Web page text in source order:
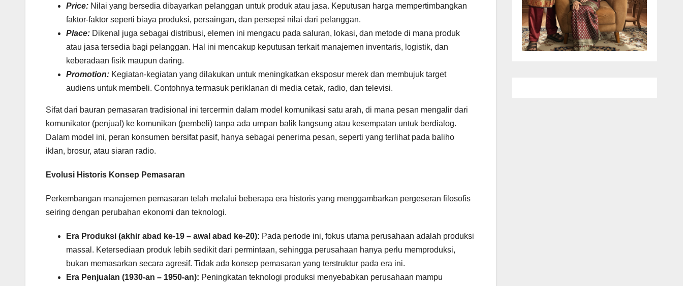
Price: Nilai yang bersedia dibayarkan pelanggan untuk produk atau jasa. Keputusan harga mempertimbangkan
faktor-faktor seperti biaya produksi, persaingan, dan persepsi nilai dari pelanggan.
Place: Dikenal juga sebagai distribusi, elemen ini mengacu pada saluran, lokasi, dan metode di mana produk
atau jasa tersedia bagi pelanggan. Hal ini mencakup keputusan terkait manajemen inventaris, logistik, dan
keberadaan fisik maupun daring.
Promotion: Kegiatan-kegiatan yang dilakukan untuk meningkatkan eksposur merek dan membujuk target
audiens untuk membeli. Contohnya termasuk periklanan di media cetak, radio, dan televisi.
Sifat dari bauran pemasaran tradisional ini tercermin dalam model komunikasi satu arah, di mana pesan mengalir dari
komunikator (penjual) ke komunikan (pembeli) tanpa ada umpan balik langsung atau kesempatan untuk berdialog.
Dalam model ini, peran konsumen bersifat pasif, hanya sebagai penerima pesan, seperti yang terlihat pada baliho
iklan, brosur, atau siaran radio.
Evolusi Historis Konsep Pemasaran
Perkembangan manajemen pemasaran telah melalui beberapa era historis yang menggambarkan pergeseran filosofis
seiring dengan perubahan ekonomi dan teknologi.
Era Produksi (akhir abad ke-19 – awal abad ke-20): Pada periode ini, fokus utama perusahaan adalah produksi
massal. Ketersediaan produk lebih sedikit dari permintaan, sehingga perusahaan hanya perlu memproduksi,
bukan memasarkan secara agresif. Tidak ada konsep pemasaran yang terstruktur pada era ini.
Era Penjualan (1930-an – 1950-an): Peningkatan teknologi produksi menyebabkan perusahaan mampu